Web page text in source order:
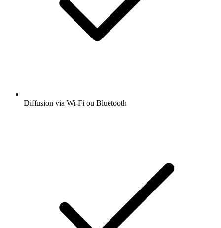
Diffusion via Wi-Fi ou Bluetooth